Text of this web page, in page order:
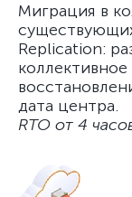
Миграция в
Replication:
дата центра.
RTO от 4